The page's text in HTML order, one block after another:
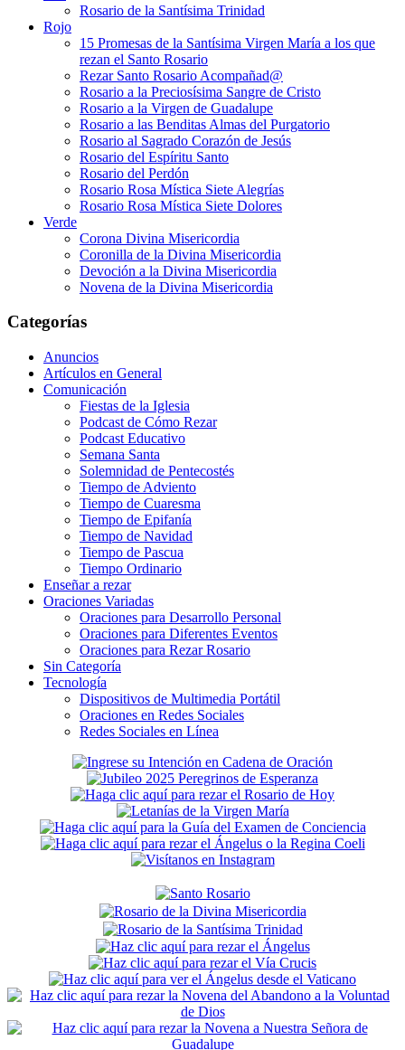
Rosario de la Santísima Trinidad
Rojo
15 Promesas de la Santísima Virgen María a los que
rezan el Santo Rosario
Rezar Santo Rosario Acompañad@
Rosario a la Preciosísima Sangre de Cristo
Rosario a la Virgen de Guadalupe
Rosario a las Benditas Almas del Purgatorio
Rosario al Sagrado Corazón de Jesús
Rosario del Espíritu Santo
Rosario del Perdón
Rosario Rosa Mística Siete Alegrías
Rosario Rosa Mística Siete Dolores
Verde
Corona Divina Misericordia
Coronilla de la Divina Misericordia
Devoción a la Divina Misericordia
Novena de la Divina Misericordia
Categorías
Anuncios
Artículos en General
Comunicación
Fiestas de la Iglesia
Podcast de Cómo Rezar
Podcast Educativo
Semana Santa
Solemnidad de Pentecostés
Tiempo de Adviento
Tiempo de Cuaresma
Tiempo de Epifanía
Tiempo de Navidad
Tiempo de Pascua
Tiempo Ordinario
Enseñar a rezar
Oraciones Variadas
Oraciones para Desarrollo Personal
Oraciones para Diferentes Eventos
Oraciones para Rezar Rosario
Sin Categoría
Tecnología
Dispositivos de Multimedia Portátil
Oraciones en Redes Sociales
Redes Sociales en Línea
Secondary
Sidebar